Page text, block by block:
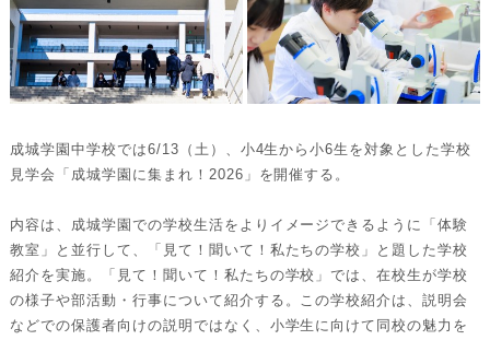
成城学園中学校では6/13（土）、 小4生から小6生を対象とした学校
見学会「成城学園に集まれ！ 2026」を開催する。
内容は、成城学園での学校生活をよりイメージできるように「体験
教室」と並行して、「見て！聞いて！私たちの学校」
と題した学校
紹介を実施。「見て！聞いて！私たちの学校」では、在校生が学校
の様子や部活動・行事について紹介する。
この学校紹介は、説明会
などでの保護者向けの説明ではなく、 小学生に向けて同校の魅力を